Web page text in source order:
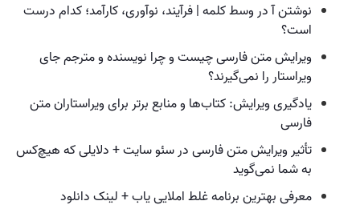
نوشتن آ در وسط کلمه | فرآیند، نوآوری، کارآمد؛ کدام درست
است؟
ویرایش متن فارسی چیست و چرا نویسنده و مترجم جای
ویراستار را نمی‌گیرند؟
یادگیری ویرایش: کتاب‌ها و منابع برتر برای ویراستاران متن
فارسی
تأثیر ویرایش متن فارسی در سئو سایت + دلایلی که هیچ‌کس
به شما نمی‌گوید
معرفی بهترین برنامه غلط املایی یاب + لینک دانلود